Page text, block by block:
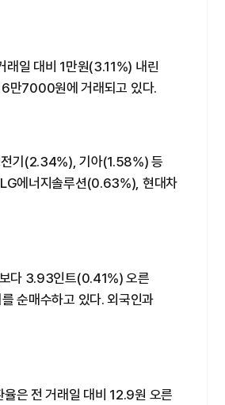
래일 대비 1만원(3.11%) 내린
만7000원에 거래되고 있다.
기(2.34%), 기아(1.58%) 등
에너지솔루션(0.63%), 현대차
보다 3.93인트(0.41%) 오른
순매수하고 있다. 외국인과
율은 전 거래일 대비 12.9원 오른